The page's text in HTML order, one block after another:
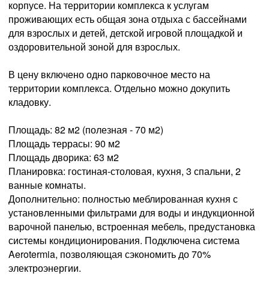
корпусе. На территории комплекса к услугам
проживающих есть общая зона отдыха с бассейнами
для взрослых и детей, детской игровой площадкой и
оздоровительной зоной для взрослых.
В цену включено одно парковочное место на
территории комплекса. Отдельно можно докупить
кладовку.
Площадь: 82 м2 (полезная - 70 м2)
Площадь террасы: 90 м2
Площадь дворика: 63 м2
Планировка: гостиная-столовая, кухня, 3 спальни, 2
ванные комнаты.
Дополнительно: полностью меблированная кухня с
установленными фильтрами для воды и индукционной
варочной панелью, встроенная мебель, предустановка
системы кондиционирования. Подключена система
Aerotermia, позволяющая сэкономить до 70%
электроэнергии.